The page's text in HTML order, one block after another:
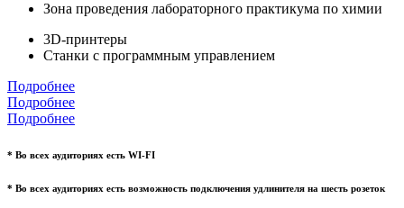
Зона проведения лабораторного практикума по химии
3D-принтеры
Станки с программным управлением
Подробнее
Подробнее
Подробнее
* Во всех аудиториях есть WI-FI
* Во всех аудиториях есть возможность подключения удлинителя на шесть розеток